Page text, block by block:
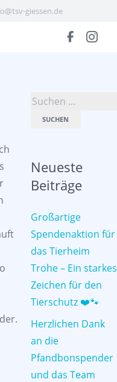
giessen.de
SUCHEN
Neueste
Beiträge
Großartige
Spendenaktion für
das Tierheim
Trohe – Ein starkes
Zeichen für den
Tierschutz ❤️🐾
Herzlichen Dank
an die
Pfandbonspender
und das Team